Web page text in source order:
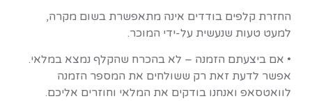
החזרת קלפים בודדים אינה מתאפשרת בשום מקרה,
למעט טעות שנעשית על-ידי המוכר.
• אם ביצעתם הזמנה – לא בהכרח שהקלף נמצא במלאי.
אפשר לדעת זאת רק ששולחים את המספר הזמנה
לוואטסאפ ואנחנו בודקים את המלאי וחוזרים אליכם.